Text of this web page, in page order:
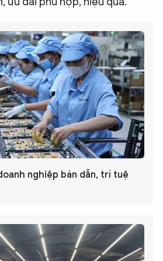
nghiệp bán dẫn, trí tuệ